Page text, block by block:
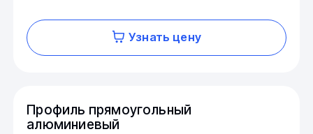
Узнать цену
Профиль прямоугольный
алюминиевый